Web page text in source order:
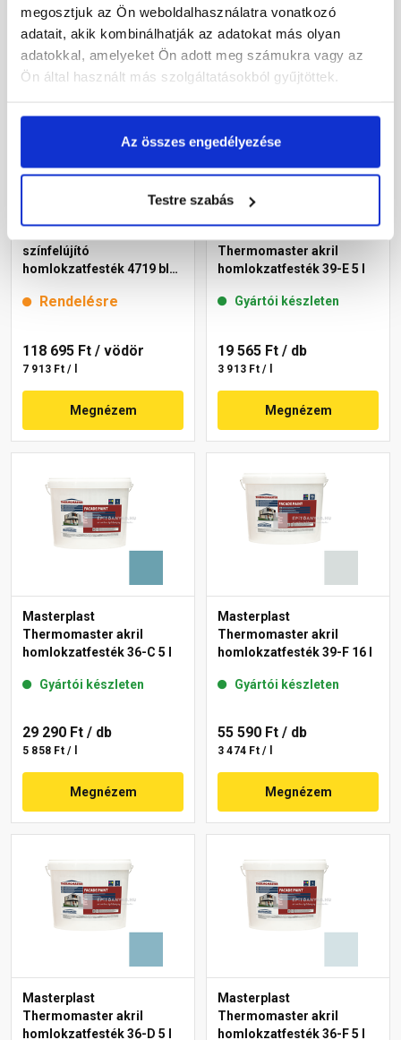
megosztjuk az Ön weboldalhasználatra vonatkozó
adatait, akik kombinálhatják az adatokat más olyan
adatokkal, amelyeket Ön adott meg számukra vagy az
Ön által használt más szolgáltatásokból gyűjtöttek.
Az összes engedélyezése
Testre szabás
Megnézem Megnézem
színfelújító
homlokzatfesték 4719 blue
Rendelésre
118 695 Ft / vödör
7 913 Ft / l
Megnézem
Thermomaster akril
homlokzatfesték 39-E 5 l
Gyártói készleten
19 565 Ft / db
3 913 Ft / l
Megnézem
Masterplast
Thermomaster akril
homlokzatfesték 36-C 5 l
Gyártói készleten
29 290 Ft / db
5 858 Ft / l
Megnézem
Masterplast
Thermomaster akril
homlokzatfesték 39-F 16 l
Gyártói készleten
55 590 Ft / db
3 474 Ft / l
Megnézem
Masterplast
Thermomaster akril
homlokzatfesték 36-D 5 l
Masterplast
Thermomaster akril
homlokzatfesték 36-F 5 l